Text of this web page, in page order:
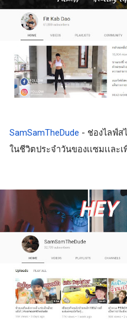
SamSamTheDude - ช่องไลฟ์ส
ในชีวิตประจำวันของเเซมเเละ